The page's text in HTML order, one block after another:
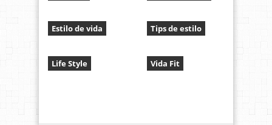
Estilo de vida
Life Style
Tips de estilo
Vida Fit